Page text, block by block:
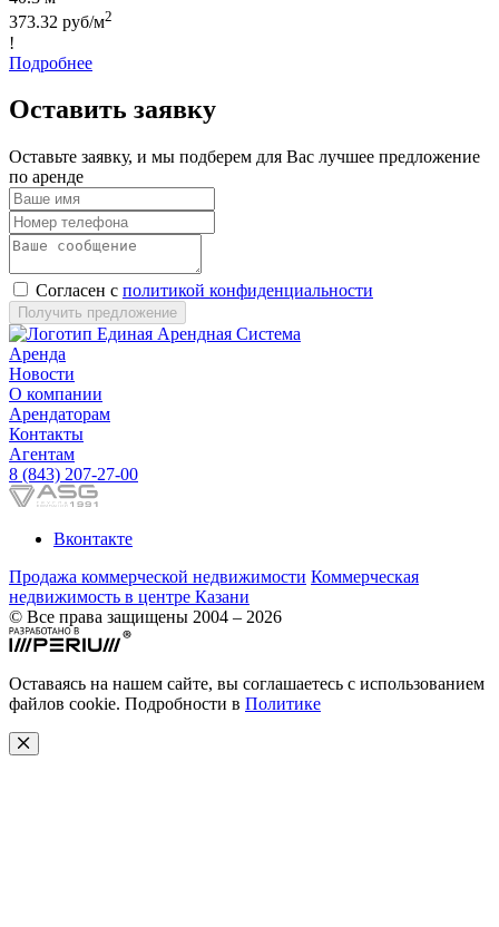
373.32 руб/м2
!
Подробнее
Оставить заявку
Оставьте заявку, и мы подберем для Вас лучшее предложение
по аренде
Согласен с политикой конфиденциальности
Получить предложение
Аренда
Новости
О компании
Арендаторам
Контакты
Агентам
8 (843) 207-27-00
Вконтакте
Продажа коммерческой недвижимости Коммерческая
недвижимость в центре Казани
© Все права защищены 2004 – 2026
Оставаясь на нашем сайте, вы соглашаетесь с использованием
файлов cookie. Подробности в Политике